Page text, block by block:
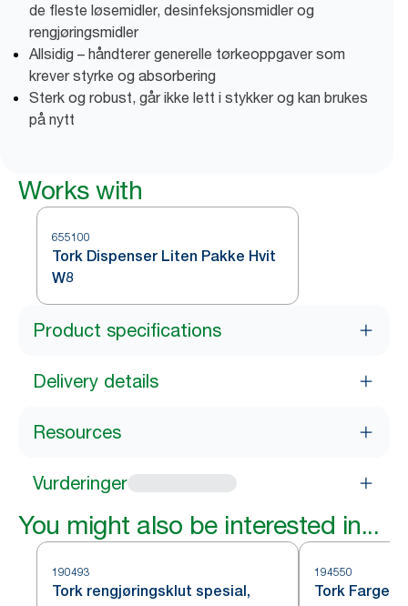
de fleste løsemidler, desinfeksjonsmidler og
rengjøringsmidler
Allsidig – håndterer generelle tørkeoppgaver som
krever styrke og absorbering
Sterk og robust, går ikke lett i stykker og kan brukes
på nytt
Works with
655100
Tork Dispenser Liten Pakke Hvit
W8
Product specifications
Delivery details
Resources
Vurderinger
You might also be interested in...
190493
Tork rengjøringsklut spesial,
194550
Tork Farget